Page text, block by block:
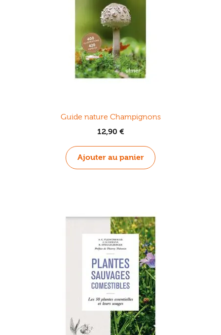
Guide nature Champignons
12,90 €
Ajouter au panier